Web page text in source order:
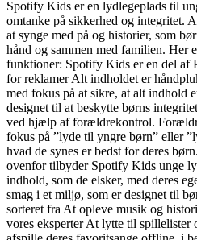
Spotify Kids er en lydlegeplads til
omtanke på sikkerhed og integritet.
at synge med på og historier, som
hånd og sammen med familien. Her
funktioner: Spotify Kids er en del af
for reklamer Alt indholdet er
med fokus på at sikre, at alt indhold
designet til at beskytte børns
ved hjælp af forældrekontrol.
fokus på ”lyde til yngre børn” eller
hvad de synes er bedst for deres
ovenfor tilbyder Spotify Kids unge
indhold, som de elsker, med deres
smag i et miljø, som er designet til
sorteret fra At opleve musik og
vores eksperter At lytte til